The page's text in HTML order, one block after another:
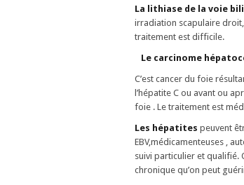
La lithiase de la voie
irradiation scapulaire
traitement est difficile.
Le carcinome
C’est cancer du foie
l’hépatite C ou avant ou
foie . Le traitement est
Les hépatites peuvent
EBV,médicamenteuses ,
suivi particulier et qualifié.
chronique qu’on peut